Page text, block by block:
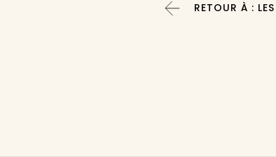
RETOUR À :